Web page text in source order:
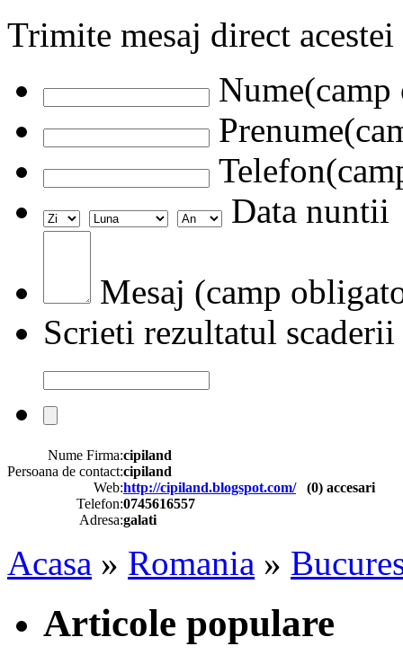
Trimite mesaj direct
Data nuntii
Mesaj (camp
Scrieti rezultatul scaderii
Nume Firma:cipiland
Persoana de contact:cipiland
Web:http://cipiland.blogspot.com/ (0) accesari
Telefon:0745616557
Adresa:galati
Acasa » Romania »
Articole populare